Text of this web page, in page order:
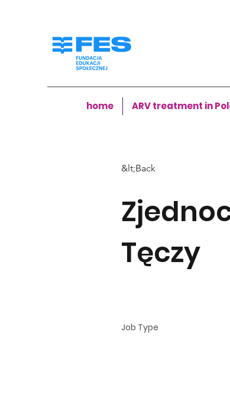
home ARV treatment in
&lt;Back
Tęczy
Job Type